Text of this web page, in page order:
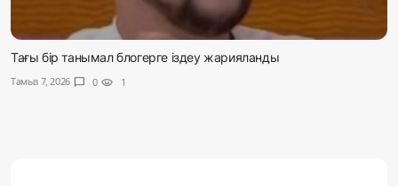
Тағы бір танымал блогерге іздеу жарияланды
Тамыз 7, 2026 chat_bubble 0 visibility 1